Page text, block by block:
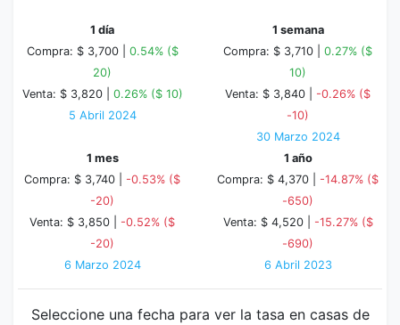
1 día
Compra: $ 3,700 | 0.54% ($
20)
Venta: $ 3,820 | 0.26% ($ 10)
5 Abril 2024
1 semana
Compra: $ 3,710 | 0.27% ($
10)
Venta: $ 3,840 | -0.26% ($
-10)
30 Marzo 2024
1 mes
Compra: $ 3,740 | -0.53% ($
-20)
Venta: $ 3,850 | -0.52% ($
-20)
6 Marzo 2024
1 año
Compra: $ 4,370 | -14.87% ($
-650)
Venta: $ 4,520 | -15.27% ($
-690)
6 Abril 2023
Seleccione una fecha para ver la tasa en casas de